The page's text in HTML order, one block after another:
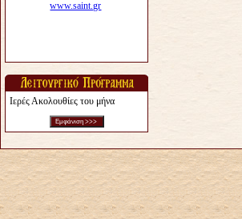
Ιερές Ακολουθίες του μήνα